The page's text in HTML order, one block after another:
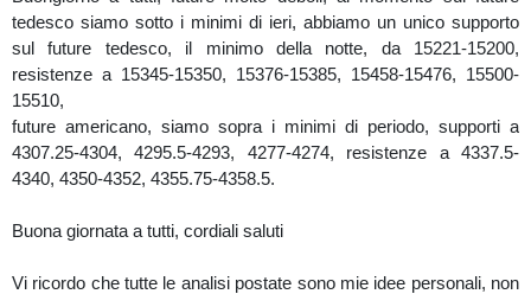
tedesco siamo sotto i minimi di ieri, abbiamo un unico supporto
sul future tedesco, il minimo della notte, da 15221-15200,
resistenze a 15345-15350, 15376-15385, 15458-15476, 15500-
15510,
future americano, siamo sopra i minimi di periodo, supporti a
4307.25-4304, 4295.5-4293, 4277-4274, resistenze a 4337.5-
4340, 4350-4352, 4355.75-4358.5.
Buona giornata a tutti, cordiali saluti
Vi ricordo che tutte le analisi postate sono mie idee personali, non